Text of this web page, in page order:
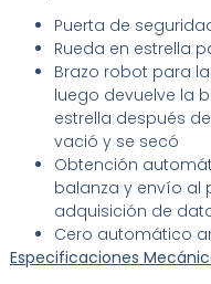
Puerta de
Rueda en estrella
Brazo robot para
luego devuelve la
estrella después
vació y se secó
Obtención
balanza y envío al
adquisición de
Cero automático
Especificaciones